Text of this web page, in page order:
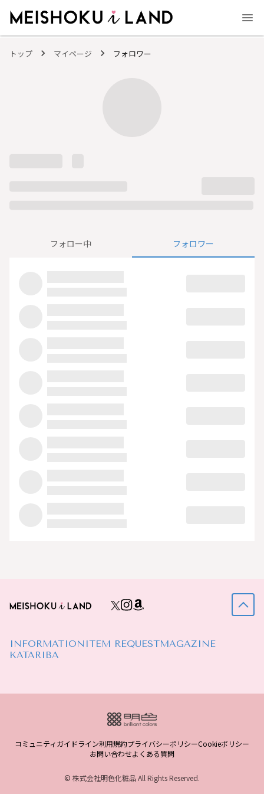
トップ マイページ フォロワー
フォロー中 フォロワー
INFORMATION ITEM REQUESTMAGAZINE
KATARIBA
コミュニティガイドライン利用規約プライバシーポリシーCookieポリシー
お問い合わせよくある質問
© 株式会社明色化粧品 All Rights Reserved.